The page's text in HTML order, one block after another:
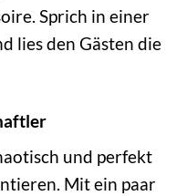
Sprich in einer
lies den Gästen die
und perfekt
Mit ein paar